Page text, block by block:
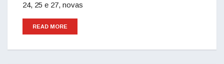
24, 25 e 27, novas
READ MORE